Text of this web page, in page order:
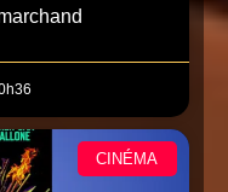
CINÉMA